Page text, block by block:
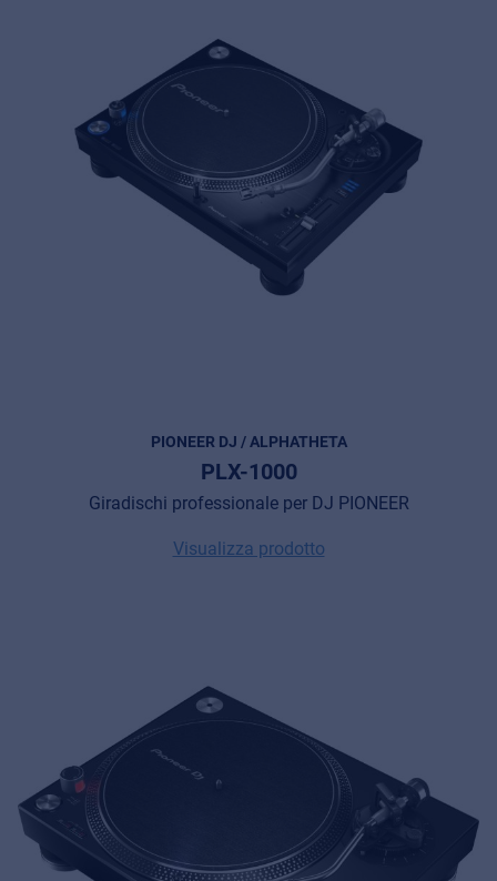
PIONEER DJ / ALPHATHETA
PLX-1000
Giradischi professionale per DJ PIONEER
Visualizza prodotto